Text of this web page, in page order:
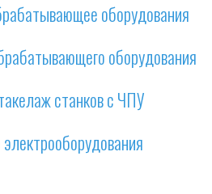
оборудования
оборудования
станков с ЧПУ